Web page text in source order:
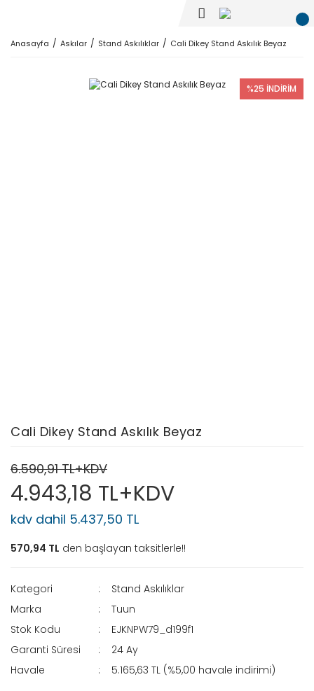
Anasayfa Askılar Stand Askılıklar Cali Dikey Stand Askılık Beyaz
%25 İNDİRİM
Cali Dikey Stand Askılık Beyaz
6.590,91 TL+KDV
4.943,18 TL+KDV
kdv dahil 5.437,50 TL
570,94 TL den başlayan taksitlerle!!
Kategori
Stand Askılıklar
Marka
Tuun
Stok Kodu
EJKNPW79_d199f1
Garanti Süresi
24 Ay
Havale
5.165,63 TL (%5,00 havale indirimi)